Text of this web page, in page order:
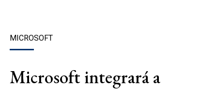
MICROSOFT
Microsoft integrará a